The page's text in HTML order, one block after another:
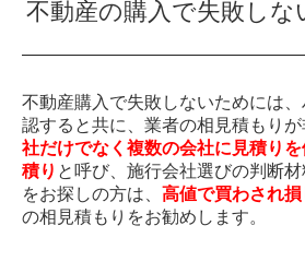
不動産の購入で失敗しな
不動産購入で失敗しないためには
認すると共に、業者の相見積もりが
社だけでなく複数の会社に見積り
積り と呼び、施行会社選びの判断
をお探しの方は、 高値で買わされ
の相見積もりをお勧めします。